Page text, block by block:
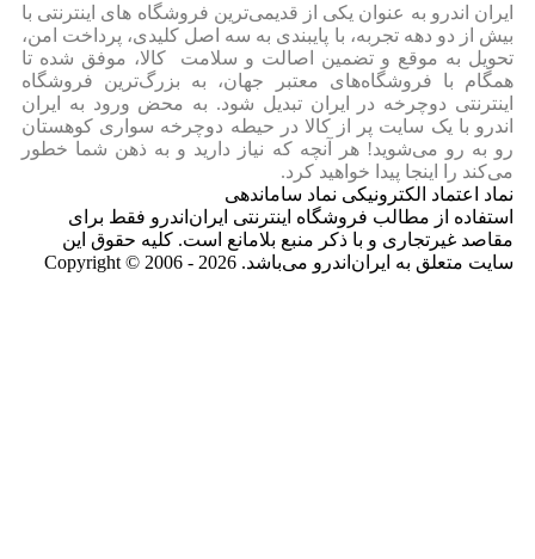
ایران‌ اندرو به عنوان یکی از قدیمی‌ترین فروشگاه های اینترنتی با
بیش از دو دهه تجربه، با پایبندی به سه اصل کلیدی، پرداخت امن،
تحویل به موقع و تضمین اصالت و سلامت کالا، موفق شده تا
همگام با فروشگاه‌های معتبر جهان، به بزرگ‌ترین فروشگاه
اینترنتی دوچرخه در ایران تبدیل شود. به محض ورود به ایران‌
اندرو با یک سایت پر از کالا در حیطه دوچرخه سواری کوهستان
رو به رو می‌شوید! هر آنچه که نیاز دارید و به ذهن شما خطور
می‌کند را اینجا پیدا خواهید کرد.
نماد اعتماد الکترونیکی نماد ساماندهی
استفاده از مطالب فروشگاه اینترنتی ایران‌اندرو فقط برای
مقاصد غیرتجاری و با ذکر منبع بلامانع است. کلیه حقوق این
سایت متعلق به ایران‌اندرو می‌باشد. Copyright © 2006 - 2026